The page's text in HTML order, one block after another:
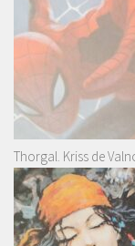
Thorgal. Kriss de